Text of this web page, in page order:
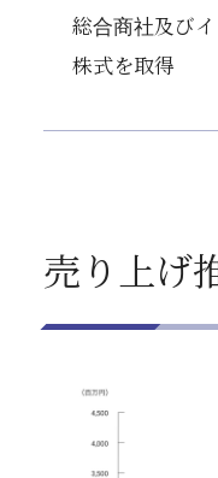
総合商社及び
株式を取得
売り上げ